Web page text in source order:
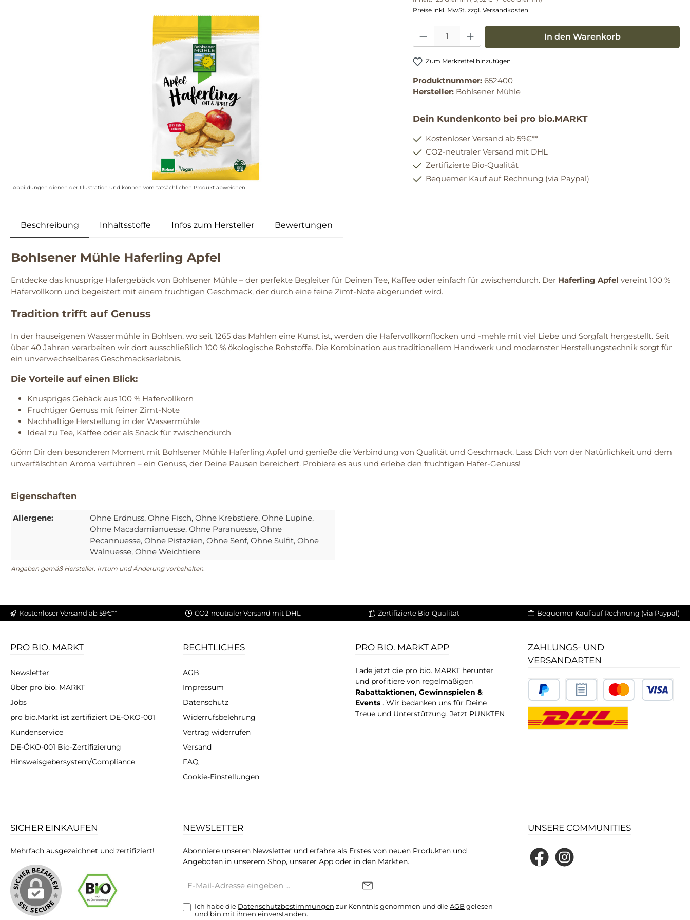
Abbildungen dienen der Illustration und können vom tatsächlichen Produkt abweichen.
Preise inkl. MwSt. zzgl. Versandkosten
Produkt Anzahl: Gib den gewünschten Wert ein oder benutze die Schaltflächen um die
In den Warenkorb
Zum Merkzettel hinzufügen
Produktnummer: 652400
Hersteller: Bohlsener Mühle
Dein Kundenkonto bei pro bio.MARKT
Kostenloser Versand ab 59€**
CO2-neutraler Versand mit DHL
Zertifizierte Bio-Qualität
Bequemer Kauf auf Rechnung (via Paypal)
Beschreibung Inhaltsstoffe Infos zum Hersteller Bewertungen
Bohlsener Mühle Haferling Apfel
Entdecke das knusprige Hafergebäck von Bohlsener Mühle – der perfekte Begleiter für Deinen Tee, Kaffee oder einfach für zwischendurch. Der Haferling Apfel vereint 100 %
Hafervollkorn und begeistert mit einem fruchtigen Geschmack, der durch eine feine Zimt-Note abgerundet wird.
Tradition trifft auf Genuss
In der hauseigenen Wassermühle in Bohlsen, wo seit 1265 das Mahlen eine Kunst ist, werden die Hafervollkornflocken und -mehle mit viel Liebe und Sorgfalt hergestellt. Seit
über 40 Jahren verarbeiten wir dort ausschließlich 100 % ökologische Rohstoffe. Die Kombination aus traditionellem Handwerk und modernster Herstellungstechnik sorgt für
ein unverwechselbares Geschmackserlebnis.
Die Vorteile auf einen Blick:
Knuspriges Gebäck aus 100 % Hafervollkorn
Fruchtiger Genuss mit feiner Zimt-Note
Nachhaltige Herstellung in der Wassermühle
Ideal zu Tee, Kaffee oder als Snack für zwischendurch
Gönn Dir den besonderen Moment mit Bohlsener Mühle Haferling Apfel und genieße die Verbindung von Qualität und Geschmack. Lass Dich von der Natürlichkeit und dem
unverfälschten Aroma verführen – ein Genuss, der Deine Pausen bereichert. Probiere es aus und erlebe den fruchtigen Hafer-Genuss!
Eigenschaften
Allergene: Ohne Erdnuss, Ohne Fisch, Ohne Krebstiere, Ohne Lupine,
Ohne Macadamianuesse, Ohne Paranuesse, Ohne
Pecannuesse, Ohne Pistazien, Ohne Senf, Ohne Sulfit, Ohne
Walnuesse, Ohne Weichtiere
Angaben gemäß Hersteller. Irrtum und Änderung vorbehalten.
Kostenloser Versand ab 59€** CO2-neutraler Versand mit DHL Zertifizierte Bio-Qualität Bequemer Kauf auf Rechnung (via Paypal)
PRO BIO. MARKT
Newsletter
Über pro bio. MARKT
Jobs
pro bio.Markt ist zertifiziert DE-ÖKO-001
Kundenservice
DE-ÖKO-001 Bio-Zertifizierung
Hinsweisgebersystem/Compliance
RECHTLICHES
AGB
Impressum
Datenschutz
Widerrufsbelehrung
Vertrag widerrufen
Versand
FAQ
Cookie-Einstellungen
PRO BIO. MARKT APP
Lade jetzt die pro bio. MARKT herunter
und profitiere von regelmäßigen
Rabattaktionen, Gewinnspielen &
Events . Wir bedanken uns für Deine
Treue und Unterstützung. Jetzt PUNKTEN
ZAHLUNGS- UND
VERSANDARTEN
SICHER EINKAUFEN
Mehrfach ausgezeichnet und zertifiziert!
NEWSLETTER
Abonniere unseren Newsletter und erfahre als Erstes von neuen Produkten und
Angeboten in unserem Shop, unserer App oder in den Märkten.
Mail-
Ich habe die Datenschutzbestimmungen zur Kenntnis genommen und dieAGBgelesen
und bin mit ihnen einverstanden.
UNSERE COMMUNITIES
FacebookInstagram